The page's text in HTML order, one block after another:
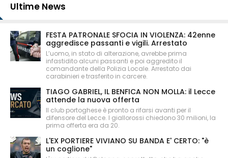
Ultime News
FESTA PATRONALE SFOCIA IN VIOLENZA: 42enne
aggredisce passanti e vigili. Arrestato
L’uomo, in stato di alterazione, avrebbe prima
infastidito alcuni passanti e poi aggredito il
comandante della Polizia Locale. Arrestato dai
carabinieri e trasferito in carcere.
TIAGO GABRIEL, IL BENFICA NON MOLLA: il Lecce
attende la nuova offerta
Il club portoghese è pronto a rifarsi avanti per il
difensore del Lecce. I giallorossi chiedono 30 milioni, la
prima offerta era da 20.
L'EX PORTIERE VIVIANO SU BANDA E' CERTO: "è
un coglione"